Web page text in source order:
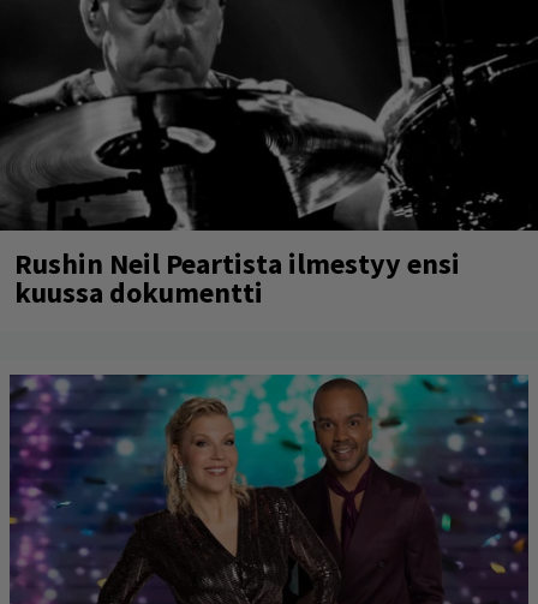
Rushin Neil Peartista ilmestyy ensi
kuussa dokumentti